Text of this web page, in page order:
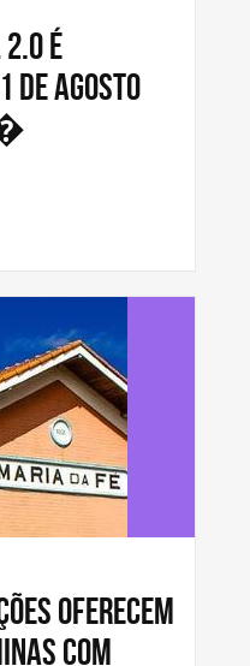
é
de agosto
oferecem
com